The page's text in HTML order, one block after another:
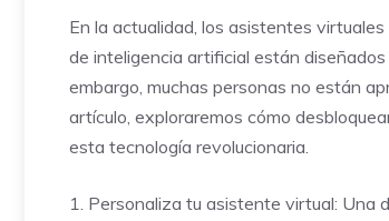
En la actualidad, los asistentes
de inteligencia artificial están
embargo, muchas personas no están
artículo, exploraremos cómo
esta tecnología revolucionaria.
1. Personaliza tu asistente virtual: Una